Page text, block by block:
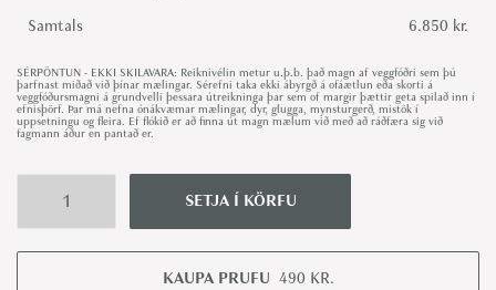
Samtals
6.850 kr.
SÉRPÖNTUN - EKKI SKILAVARA: Reiknivélin metur u.þ.b. það magn af veggfóðri sem þú
þarfnast miðað við þínar mælingar. Sérefni taka ekki ábyrgð á ofáætlun eða skorti á
veggfóðursmagni á grundvelli þessara útreikninga þar sem of margir þættir geta spilað inn í
efnisþörf. Þar má nefna ónákvæmar mælingar, dyr, glugga, mynsturgerð, mistök í
uppsetningu og fleira. Ef flókið er að finna út magn mælum við með að ráðfæra sig við
fagmann áður en pantað er.
SETJA Í KÖRFU
KAUPA PRUFU 490 KR.